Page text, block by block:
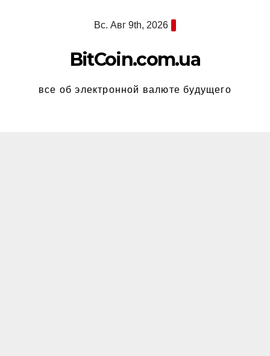
Вс. Авг 9th, 2026
BitCoin.com.ua
все об электронной валюте будущего